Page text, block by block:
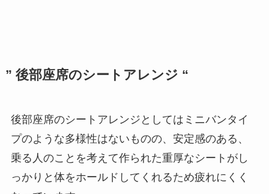
” 後部座席のシートアレンジ “
後部座席のシートアレンジとしてはミニバンタイ
プのような多様性はないものの、安定感のある、
乗る人のことを考えて作られた重厚なシートがし
っかりと体をホールドしてくれるため疲れにくく